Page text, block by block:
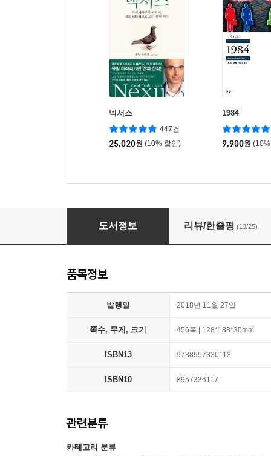
넥서스
447건
25,020원 (10% 할인)
1984
9,900원
선악의 저편
도서정보 리뷰/한줄평 (13/25)
품목정보
발행일 2018년 11월 27일
쪽수, 무게, 크기 456쪽 | 128*188*30mm
ISBN13 9788957336113
ISBN10 8957336117
관련분류
카테고리 분류